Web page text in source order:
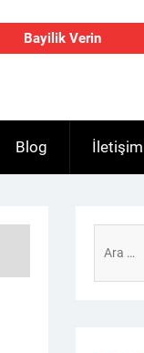
Bayilik Verin
Blog İletişim